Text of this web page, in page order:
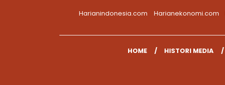
Harianindonesia.com
Harianekonomi.com
HOME HISTORI MEDIA